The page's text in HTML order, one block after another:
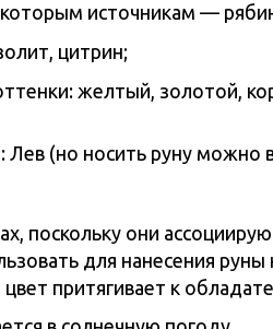
источникам —
цитрин;
желтый, золотой,
Лев (но носить руну можно
поскольку они
для нанесения руны
притягивает к